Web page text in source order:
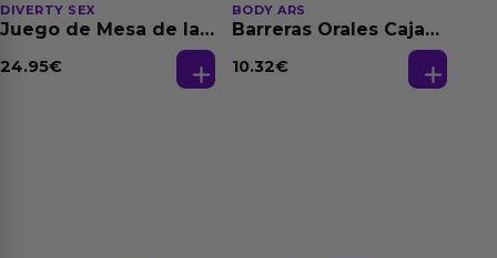
DIVERTY SEX
Juego de Mesa de las
24.95€
BODY ARS
Barreras Orales Caja
10.32€